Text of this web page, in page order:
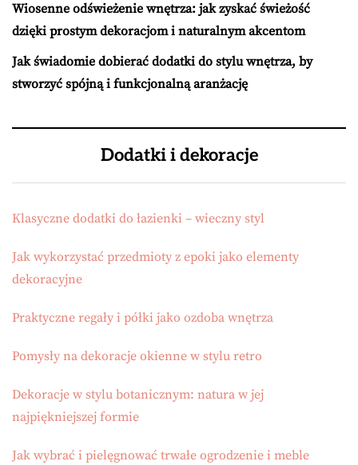
Wiosenne odświeżenie wnętrza: jak zyskać świeżość
dzięki prostym dekoracjom i naturalnym akcentom
Jak świadomie dobierać dodatki do stylu wnętrza, by
stworzyć spójną i funkcjonalną aranżację
Dodatki i dekoracje
Klasyczne dodatki do łazienki – wieczny styl
Jak wykorzystać przedmioty z epoki jako elementy
dekoracyjne
Praktyczne regały i półki jako ozdoba wnętrza
Pomysły na dekoracje okienne w stylu retro
Dekoracje w stylu botanicznym: natura w jej
najpiękniejszej formie
Jak wybrać i pielęgnować trwałe ogrodzenie i meble